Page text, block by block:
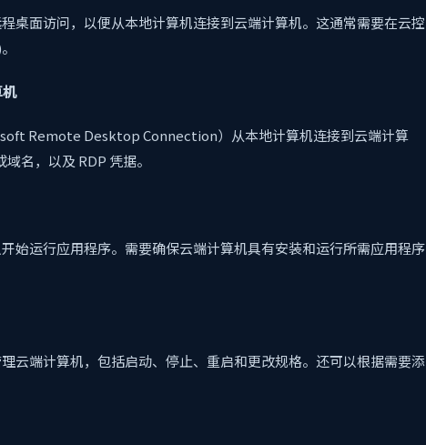
桌面访问，以便从本地计算机连接到云端计算机。这通常需要在云控
Remote Desktop Connection）从本地计算机连接到云端计算
名，以及 RDP 凭据。
始运行应用程序。需要确保云端计算机具有安装和运行所需应用程序
云端计算机，包括启动、停止、重启和更改规格。还可以根据需要添